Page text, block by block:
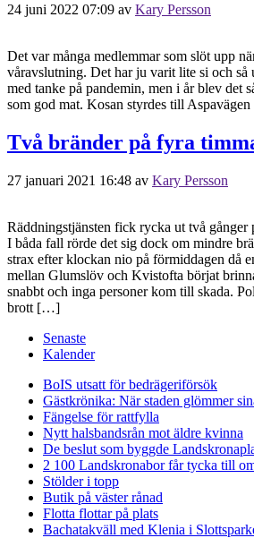
24 juni 2022 07:09 av Kary Persson
Det var många medlemmar som slöt upp
våravslutning. Det har ju varit lite si och så
med tanke på pandemin, men i år blev det
som god mat. Kosan styrdes till
Två bränder på fyra
27 januari 2021 16:48 av Kary Persson
Räddningstjänsten fick rycka ut två gånger
I båda fall rörde det sig dock om mindre
strax efter klockan nio på förmiddagen då
mellan Glumslöv och Kvistofta börjat
snabbt och inga personer kom till skada.
brott […]
Senaste
Kalender
BoIS utsatt för bedrägeriförsök
Gästkrönika: När staden glömmer
Fängelse för rattfylla
Nytt halsbandsrån mot äldre kvinna
De beslut som byggde Landskrona
2 100 Landskronabor får tycka till
Stölder i topp
Butik på väster rånad
Flotta flottar på plats
Bachatakväll med Klenia i